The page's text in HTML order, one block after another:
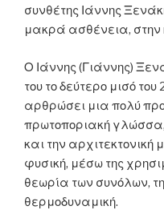
συνθέτης Ιάννης
μακρά ασθένεια, στην
Ο Ιάννης (Γιάννης)
του το δεύτερο μισό
αρθρώσει μια πολύ
πρωτοποριακή γλώσσα,
και την
φυσική, μέσω της
θεωρία των συνόλων,
θερμοδυναμική.